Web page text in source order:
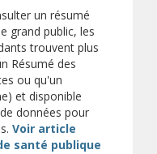
un résumé
grand public, les
trouvent plus
Résumé des
ou qu'un
et disponible
données pour
Voir article
santé publique